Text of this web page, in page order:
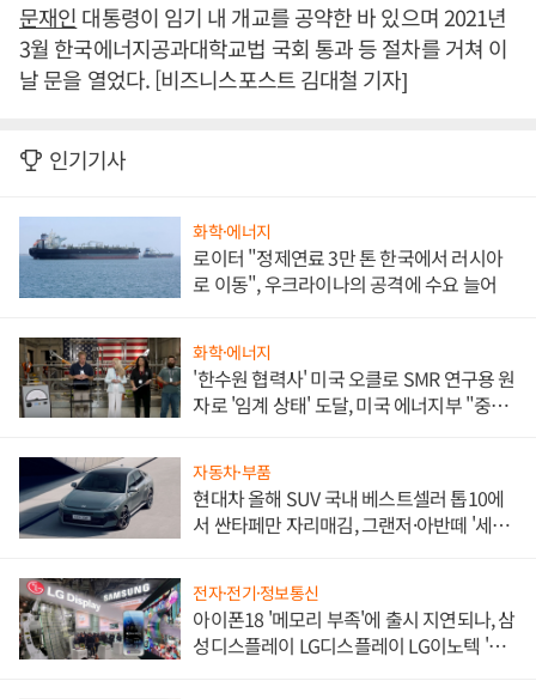
문재인 대통령이 임기 내 개교를 공약한 바 있으며 2021년
3월 한국에너지공과대학교법 국회 통과 등 절차를 거쳐 이
날 문을 열었다. [비즈니스포스트 김대철 기자]
인기기사
화학·에너지
로이터 "정제연료 3만 톤 한국에서 러시아
로 이동", 우크라이나의 공격에 수요 늘어
화학·에너지
'한수원 협력사' 미국 오클로 SMR 연구용 원
자로 '임계 상태' 도달, 미국 에너지부 "중요
자동차·부품
현대차 올해 SUV 국내 베스트셀러 톱10에
서 싼타페만 자리매김, 그랜저·아반떼 '세단
전자·전기·정보통신
아이폰18 '메모리 부족'에 출시 지연되나, 삼
성디스플레이 LG디스플레이 LG이노텍 '탈